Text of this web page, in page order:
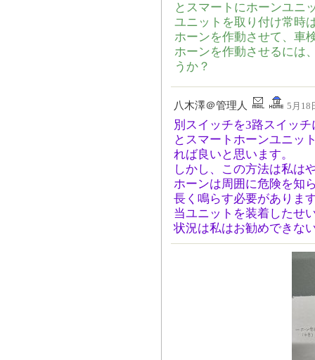
とスマートにホーンユニ
ユニットを取り付け常時
ホーンを作動させて、車
ホーンを作動させるには
うか？
八木澤＠管理人 5月18
別スイッチを3路スイッ
とスマートホーンユニッ
れば良いと思います。
しかし、この方法は私は
ホーンは周囲に危険を知
長く鳴らす必要がありま
当ユニットを装着したせ
状況は私はお勧めできな